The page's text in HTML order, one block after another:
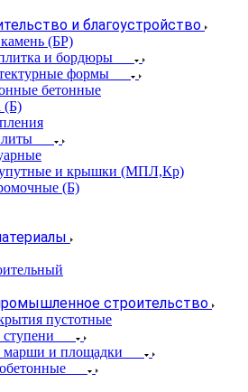
и благоустройство
(БР)
и бордюры
формы
бетонные
(Б)
и крышки (МПЛ,Кр)
(Б)
строительство
пустотные
марши и площадки